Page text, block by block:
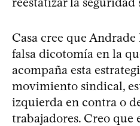
Casa cree que Andrade
falsa dicotomía en la
acompaña esta
movimiento sindical,
izquierda en contra o
trabajadores. Creo que